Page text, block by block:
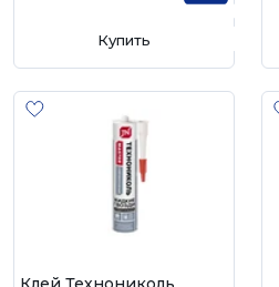
Купить